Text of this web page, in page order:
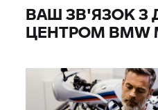
ВАШ ЗВ'ЯЗОК З
ЦЕНТРОМ BMW